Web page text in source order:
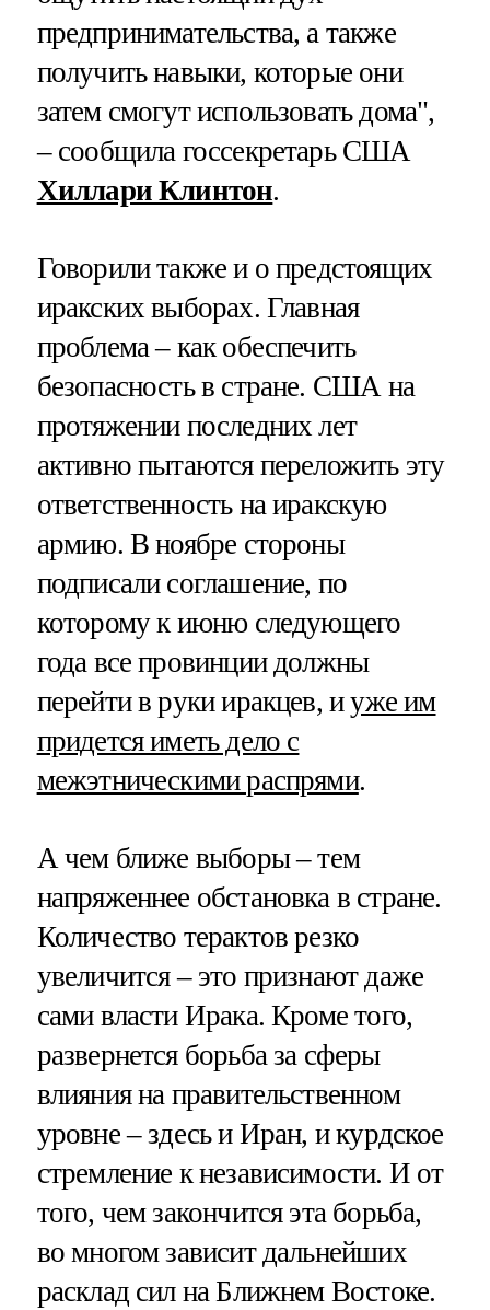
предпринимательства, а также
получить навыки, которые они
затем смогут использовать дома",
– сообщила госсекретарь США
Хиллари Клинтон.
Говорили также и о предстоящих
иракских выборах. Главная
проблема – как обеспечить
безопасность в стране. США на
протяжении последних лет
активно пытаются переложить эту
ответственность на иракскую
армию. В ноябре стороны
подписали соглашение, по
которому к июню следующего
года все провинции должны
перейти в руки иракцев, иуже им
придется иметь дело с
межэтническими распрями.
А чем ближе выборы – тем
напряженнее обстановка в стране.
Количество терактов резко
увеличится – это признают даже
сами власти Ирака. Кроме того,
развернется борьба за сферы
влияния на правительственном
уровне – здесь и Иран, и курдское
стремление к независимости. И от
того, чем закончится эта борьба,
во многом зависит дальнейших
расклад сил на Ближнем Востоке.